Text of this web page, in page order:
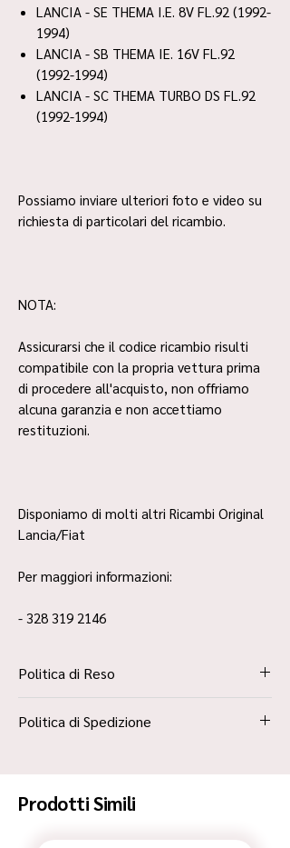
LANCIA - SE THEMA I.E. 8V FL.92 (1992-
1994)
LANCIA - SB THEMA IE. 16V FL.92
(1992-1994)
LANCIA - SC THEMA TURBO DS FL.92
(1992-1994)
Possiamo inviare ulteriori foto e video su
richiesta di particolari del ricambio.
NOTA:
Assicurarsi che il codice ricambio risulti
compatibile con la propria vettura prima
di procedere all'acquisto, non offriamo
alcuna garanzia e non accettiamo
restituzioni.
Disponiamo di molti altri Ricambi Original
Lancia/Fiat
Per maggiori informazioni:
- 328 319 2146
Politica di Reso
“Termini e Condizioni”
Politica di Spedizione
Prodotti Simili